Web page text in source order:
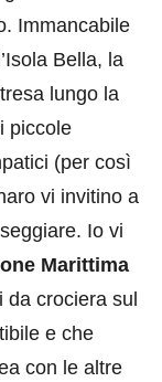
Immancabile
Bella, la
lungo la
piccole
(per così
vi invitino a
Io vi
Marittima
crociera sul
e che
con le altre